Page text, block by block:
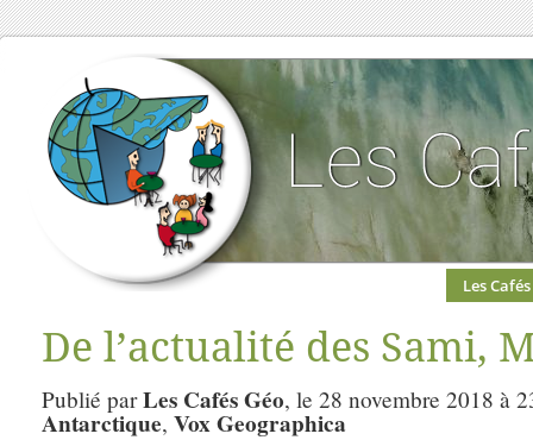
Les Cafés
De l’actualité des Sami,
Publié parLes Cafés Géo, le 28 novembre 2018 à
Antarctique, Vox Geographica